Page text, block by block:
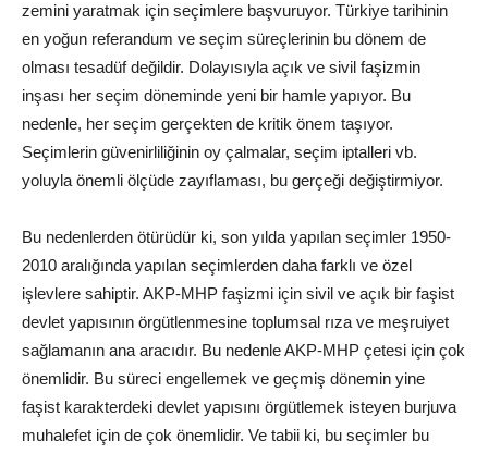
zemini yaratmak için seçimlere başvuruyor. Türkiye tarihinin
en yoğun referandum ve seçim süreçlerinin bu dönem de
olması tesadüf değildir. Dolayısıyla açık ve sivil faşizmin
inşası her seçim döneminde yeni bir hamle yapıyor. Bu
nedenle, her seçim gerçekten de kritik önem taşıyor.
Seçimlerin güvenirliliğinin oy çalmalar, seçim iptalleri vb.
yoluyla önemli ölçüde zayıflaması, bu gerçeği değiştirmiyor.
Bu nedenlerden ötürüdür ki, son yılda yapılan seçimler 1950-
2010 aralığında yapılan seçimlerden daha farklı ve özel
işlevlere sahiptir. AKP-MHP faşizmi için sivil ve açık bir faşist
devlet yapısının örgütlenmesine toplumsal rıza ve meşruiyet
sağlamanın ana aracıdır. Bu nedenle AKP-MHP çetesi için çok
önemlidir. Bu süreci engellemek ve geçmiş dönemin yine
faşist karakterdeki devlet yapısını örgütlemek isteyen burjuva
muhalefet için de çok önemlidir. Ve tabii ki, bu seçimler bu